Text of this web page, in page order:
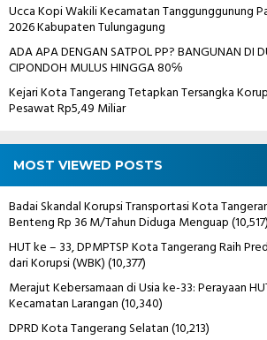
Ucca Kopi Wakili Kecamatan Tanggunggunung
2026 Kabupaten Tulungagung
ADA APA DENGAN SATPOL PP? BANGUNAN DI
CIPONDOH MULUS HINGGA 80℅
Kejari Kota Tangerang Tetapkan Tersangka
Pesawat Rp5,49 Miliar
MOST VIEWED POSTS
Badai Skandal Korupsi Transportasi Kota
Benteng Rp 36 M/Tahun Diduga Menguap(10,517)
HUT ke – 33, DPMPTSP Kota Tangerang Raih
dari Korupsi (WBK)(10,377)
Merajut Kebersamaan di Usia ke-33: Perayaan
Kecamatan Larangan(10,340)
DPRD Kota Tangerang Selatan(10,213)